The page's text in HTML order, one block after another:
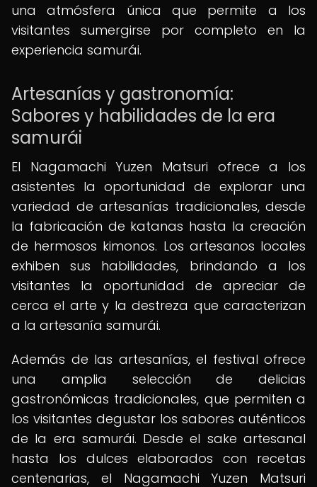
una atmósfera única que permite a los
visitantes sumergirse por completo en la
experiencia samurái.
Artesanías y gastronomía:
Sabores y habilidades de la era
samurái
El Nagamachi Yuzen Matsuri ofrece a los
asistentes la oportunidad de explorar una
variedad de artesanías tradicionales, desde
la fabricación de katanas hasta la creación
de hermosos kimonos. Los artesanos locales
exhiben sus habilidades, brindando a los
visitantes la oportunidad de apreciar de
cerca el arte y la destreza que caracterizan
a la artesanía samurái.
Además de las artesanías, el festival ofrece
una amplia selección de delicias
gastronómicas tradicionales, que permiten a
los visitantes degustar los sabores auténticos
de la era samurái. Desde el sake artesanal
hasta los dulces elaborados con recetas
centenarias, el Nagamachi Yuzen Matsuri